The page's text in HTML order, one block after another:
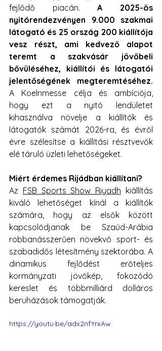
fejlődő piacán. A 2025-ös
nyitórendezvényen 9.000 szakmai
látogató és 25 ország 200 kiállítója
vesz részt, ami kedvező alapot
teremt a szakvásár jövőbeli
bővüléséhez, kiállítói és látogatói
jelentőségének megteremtéséhez.
A Koelnmesse célja és ambíciója,
hogy ezt a nyitó lendületet
kihasználva növelje a kiállítók és
látogatók számát 2026-ra, és évről
évre szélesítse a kiállítási résztvevők
elé táruló üzleti lehetőségeket.
Miért érdemes Rijádban kiállítani?
Az FSB Sports Show Riyadh kiállítás
kiváló lehetőséget kínál a kiállítók
számára, hogy az elsők között
kapcsolódjanak be Szaúd-Arábia
robbanásszerűen növekvő sport- és
szabadidős létesítmény szektorába. A
dinamikus fejlődést erőteljes
kormányzati jövőkép, fokozódó
kereslet és többmilliárd dolláros
beruházások támogatják.
https://youtu.be/adx2nfYrxAw